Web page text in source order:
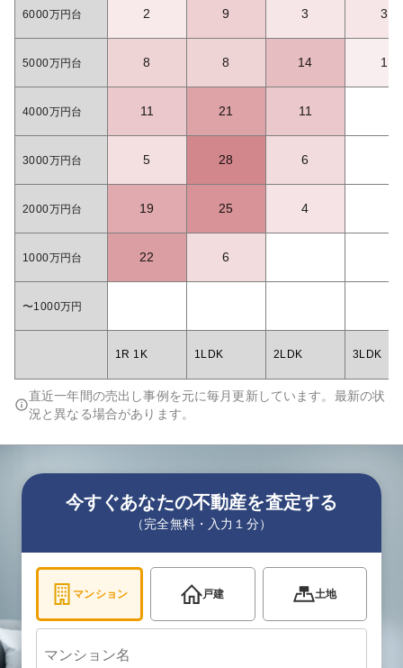
6000万円台 2 9 3 3
5000万円台 8 8 14 1
4000万円台 11 21 11
3000万円台 5 28 6
2000万円台 19 25 4
1000万円台 22 6
〜1000万円
1R 1K 1LDK 2LDK 3LDK
直近一年間の売出し事例を元に毎月更新しています。最新の状
況と異なる場合があります。
今すぐあなたの不動産を査定する
（完全無料・入力１分）
マンション 戸建 土地